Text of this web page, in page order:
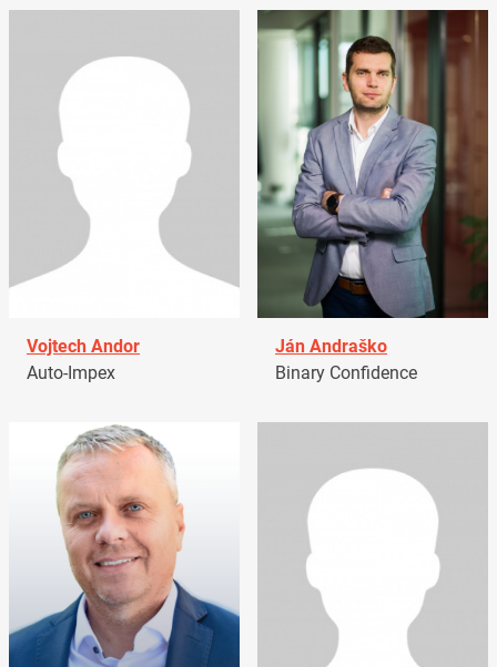
Vojtech Andor
Auto-Impex
Ján Andraško
Binary Confidence